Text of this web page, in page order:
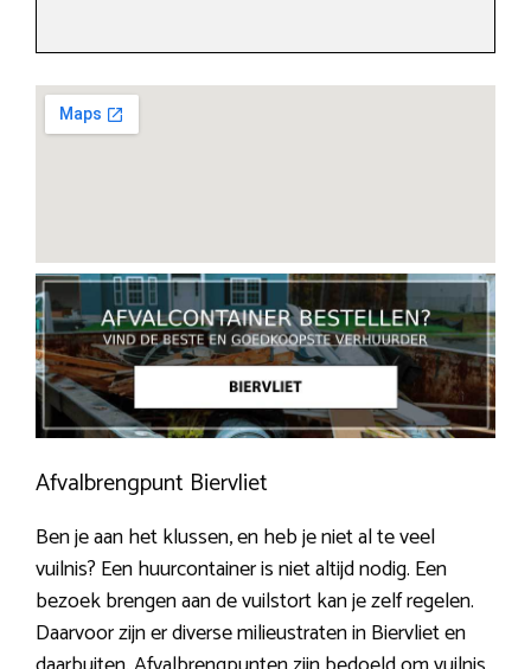
Afvalbrengpunt Biervliet
Ben je aan het klussen, en heb je niet al te veel
vuilnis? Een huurcontainer is niet altijd nodig. Een
bezoek brengen aan de vuilstort kan je zelf regelen.
Daarvoor zijn er diverse milieustraten in Biervliet en